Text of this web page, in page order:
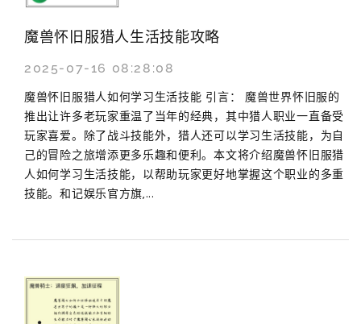
魔兽怀旧服猎人生活技能攻略
2025-07-16 08:28:08
魔兽怀旧服猎人如何学习生活技能 引言： 魔兽世界怀旧服的
推出让许多老玩家重温了当年的经典，其中猎人职业一直备受
玩家喜爱。除了战斗技能外，猎人还可以学习生活技能，为自
己的冒险之旅增添更多乐趣和便利。本文将介绍魔兽怀旧服猎
人如何学习生活技能，以帮助玩家更好地掌握这个职业的多重
技能。和记娱乐官方旗‚...